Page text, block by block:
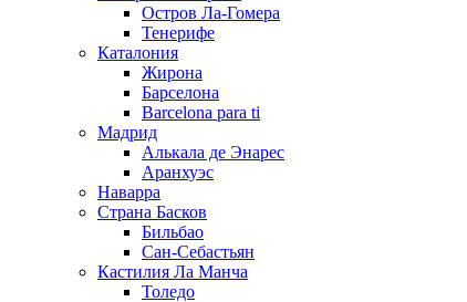
Остров Ла-Гомера
Тенерифе
Каталония
Жирона
Барселона
Barcelona para ti
Мадрид
Алькала де Энарес
Аранхуэс
Наварра
Страна Басков
Бильбао
Сан-Себастьян
Кастилия Ла Манча
Толедо